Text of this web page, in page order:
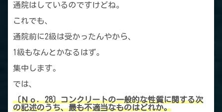
通院はしているのですけどね。
これでも、
通院前に2級は受かったんやから、
1級もなんとかなるはず。
集中します。
では、
〔Ｎｏ．28〕コンクリートの一般的な性質に関する次
の記述のうち、最も不適当なものはどれか。